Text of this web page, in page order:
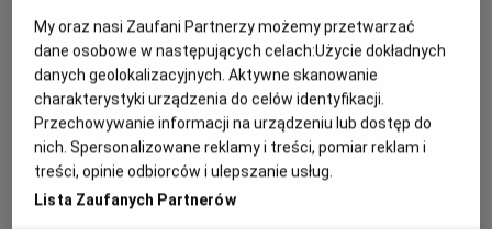
OPIS FILMU
„Ice Cream Man” to najnowszy horror Eliego Rotha, twórcy
takich filmów jak „Hostel”, „Cabin Fever” i „Thanksgiving”.
Pomysł dojrzewał w jego głowie ponad 20 lat, zanim w
końcu został zrealizowany w ramach nowej wytwórni
horrorów reżysera, The Horror Section. Prawa do
My oraz nasi Zaufani Partnerzy możemy przetwarzać
dane osobowe w następujących celach:Użycie dokładnych
danych geolokalizacyjnych. Aktywne skanowanie
charakterystyki urządzenia do celów identyfikacji.
Przechowywanie informacji na urządzeniu lub dostęp do
nich. Spersonalizowane reklamy i treści, pomiar reklam i
treści, opinie odbiorców i ulepszanie usług.
Lista Zaufanych Partnerów